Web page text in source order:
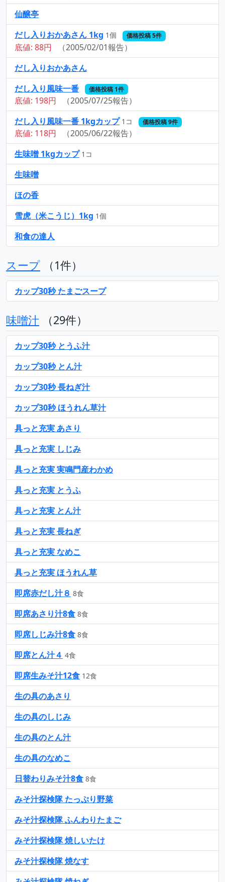
仙醸亭
だし入りおかあさん 1kg 1個 価格投稿 5件
底値: 88円
（2005/02/01報告）
だし入りおかあさん
だし入り風味一番
価格投稿 1件
底値: 198円
（2005/07/25報告）
だし入り風味一番 1kgカップ 1コ 価格投稿 9件
底値: 118円
（2005/06/22報告）
生味噌 1kgカップ 1コ
生味噌
ほの香
雪虎（米こうじ）1kg 1個
和食の達人
スープ （1件）
カップ30秒 たまごスープ
味噌汁 （29件）
カップ30秒 とうふ汁
カップ30秒 とん汁
カップ30秒 長ねぎ汁
カップ30秒 ほうれん草汁
具っと充実 あさり
具っと充実 しじみ
具っと充実 実鳴門産わかめ
具っと充実 とうふ
具っと充実 とん汁
具っと充実 長ねぎ
具っと充実 なめこ
具っと充実 ほうれん草
即席赤だし汁８ 8食
即席あさり汁8食 8食
即席しじみ汁8食 8食
即席とん汁４ 4食
即席生みそ汁12食 12食
生の具のあさり
生の具のしじみ
生の具のとん汁
生の具のなめこ
日替わりみそ汁8食 8食
みそ汁探検隊 たっぷり野菜
みそ汁探検隊 ふんわりたまご
みそ汁探検隊 焼しいたけ
みそ汁探検隊 焼なす